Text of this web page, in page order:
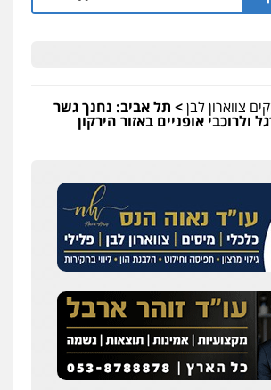
צווארון לבן> תל אביב: נחנך גשר
ולרוכבי אופניים באזור הירקון